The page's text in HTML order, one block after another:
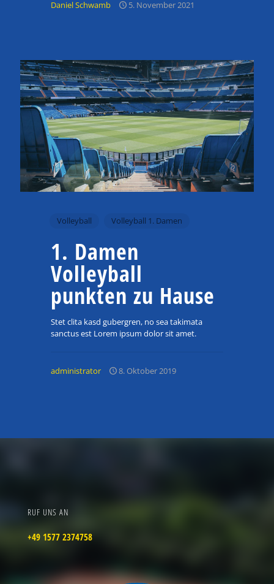
Daniel Schwamb 5. November 2021
Volleyball Volleyball 1. Damen
1. Damen
Volleyball
punkten zu Hause
Stet clita kasd gubergren, no sea takimata
sanctus est Lorem ipsum dolor sit amet.
administrator 8. Oktober 2019
RUF UNS AN
+49 1577 2374758